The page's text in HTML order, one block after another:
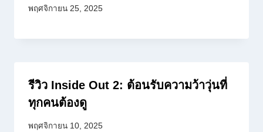
พฤศจิกายน 25, 2025
รีวิว Inside Out 2: ต้อนรับความว้าวุ่นที่
ทุกคนต้องดู
พฤศจิกายน 10, 2025